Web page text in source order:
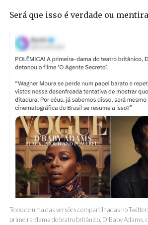
Será que isso é verdade ou
Texto de uma das versões compartilhadas no
primeira-dama do teatro britânico, D’Baby Adams,